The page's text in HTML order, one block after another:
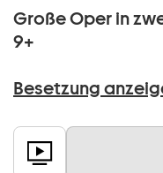
Große Oper in
9+
Besetzung